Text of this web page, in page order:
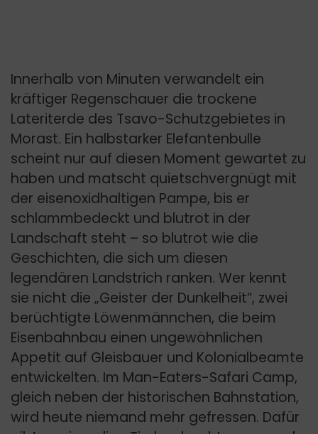
Innerhalb von Minuten verwandelt ein
kräftiger Regenschauer die trockene
Lateriterde des Tsavo-Schutzgebietes in
Morast. Ein halbstarker Elefantenbulle
scheint nur auf diesen Moment gewartet zu
haben und matscht quietschvergnügt mit
der eisenoxidhaltigen Pampe, bis er
schlammbedeckt und blutrot in der
Landschaft steht – so blutrot wie die
Geschichten, die sich um diesen
legendären Landstrich ranken. Wer kennt
sie nicht die „Geister der Dunkelheit“, zwei
berüchtigte Löwenmännchen, die beim
Eisenbahnbau einen ungewöhnlichen
Appetit auf Gleisbauer und Kolonialbeamte
entwickelten. Im Man-Eaters-Safari Camp,
gleich neben der historischen Bahnstation,
wird heute niemand mehr gefressen. Dafür